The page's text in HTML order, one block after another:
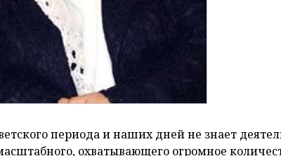
периода и наших дней не знает
охватывающего огромное